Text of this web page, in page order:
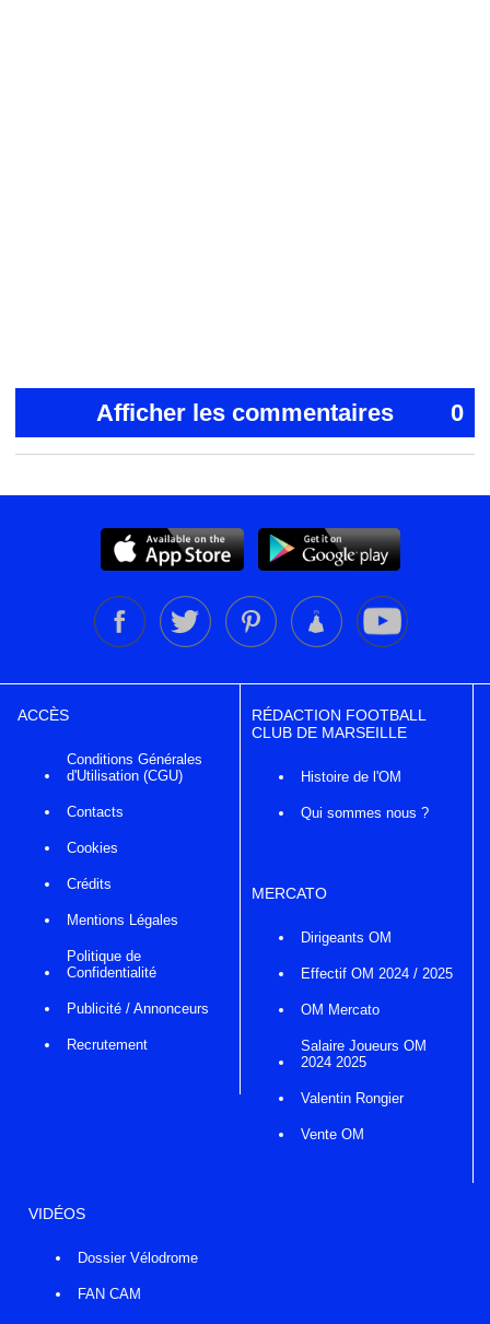
Afficher les commentaires 0
ACCÈS
Conditions Générales
d'Utilisation (CGU)
Contacts
Cookies
Crédits
Mentions Légales
Politique de
Confidentialité
Publicité / Annonceurs
Recrutement
RÉDACTION FOOTBALL
CLUB DE MARSEILLE
Histoire de l'OM
Qui sommes nous ?
MERCATO
Dirigeants OM
Effectif OM 2024 / 2025
OM Mercato
Salaire Joueurs OM
2024 2025
Valentin Rongier
Vente OM
VIDÉOS
Dossier Vélodrome
FAN CAM